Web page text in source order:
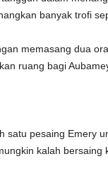
banyak trofi
memasang dua
ruang bagi
satu pesaing Emery
kalah